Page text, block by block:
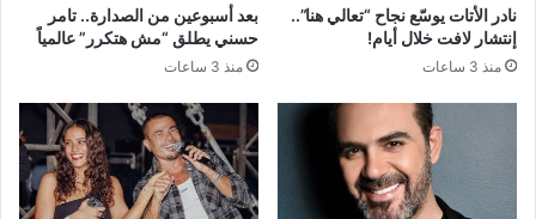
نادر الأتات يوسّع نجاح “تعالي هنا”..
إنتشار لافت خلال أيام!
منذ 3 ساعات
بعد أسبوعين من الصدارة.. تامر
حسني يطلق “مش هتكرر” عالمياً
منذ 3 ساعات